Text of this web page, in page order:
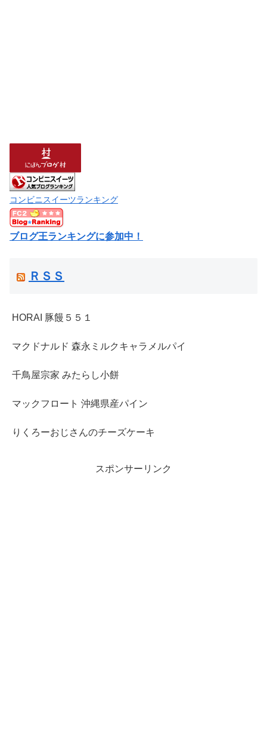
コンビニスイーツランキング
ブログ王ランキングに参加中！
ＲＳＳ
HORAI 豚饅５５１
マクドナルド 森永ミルクキャラメルパイ
千鳥屋宗家 みたらし小餅
マックフロート 沖縄県産パイン
りくろーおじさんのチーズケーキ
スポンサーリンク